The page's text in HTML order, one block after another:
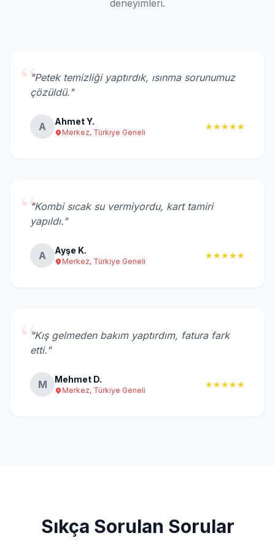
deneyimleri.
“"Petek temizliği yaptırdık, ısınma sorunumuz
çözüldü."
A Ahmet Y.
Merkez, Türkiye Geneli
★★★★★
“"Kombi sıcak su vermiyordu, kart tamiri
yapıldı."
A Ayşe K.
Merkez, Türkiye Geneli
★★★★★
“"Kış gelmeden bakım yaptırdım, fatura fark
etti."
M Mehmet D.
Merkez, Türkiye Geneli
★★★★★
Sıkça Sorulan Sorular